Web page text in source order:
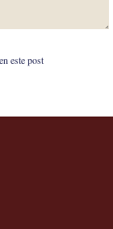
este post